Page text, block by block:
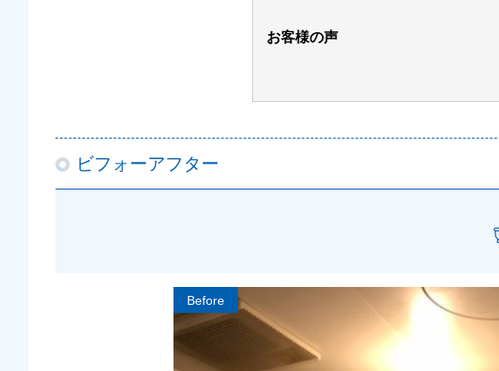
お客様の声
ビフォーアフター
Before